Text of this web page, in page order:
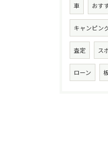
車 おす
キャンピン
査定 ス
ローン